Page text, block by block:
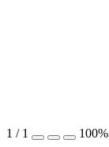
1 / 1 100%